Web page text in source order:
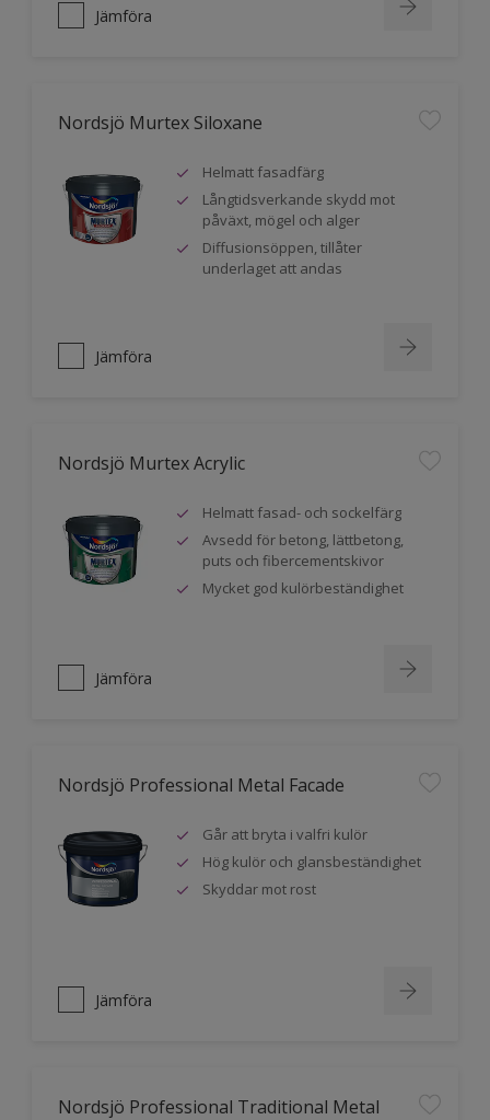
Jämföra
Nordsjö Murtex Siloxane
Helmatt fasadfärg
Långtidsverkande skydd mot
påväxt, mögel och alger
Diffusionsöppen, tillåter
underlaget att andas
Jämföra
Nordsjö Murtex Acrylic
Helmatt fasad- och sockelfärg
Avsedd för betong, lättbetong,
puts och fibercementskivor
Mycket god kulörbeständighet
Jämföra
Nordsjö Professional Metal Facade
Går att bryta i valfri kulör
Hög kulör och glansbeständighet
Skyddar mot rost
Jämföra
Nordsjö Professional Traditional Metal